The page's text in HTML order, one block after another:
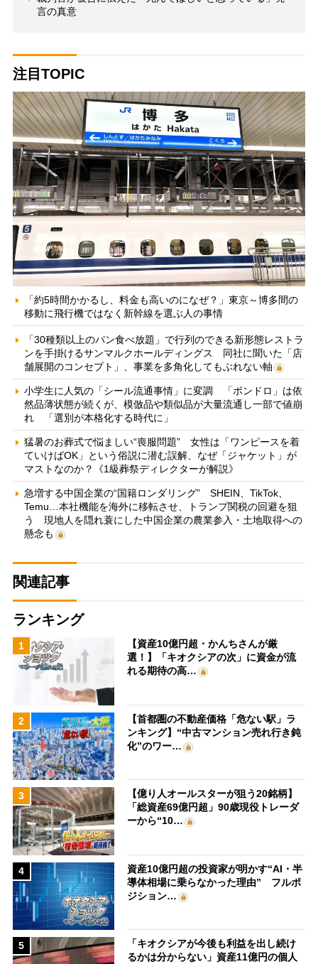
言の真意
注目TOPIC
「約5時間かかるし、料金も高いのになぜ？」東京～博多間の
移動に飛行機ではなく新幹線を選ぶ人の事情
「30種類以上のパン食べ放題」で行列のできる新形態レストラ
ンを手掛けるサンマルクホールディングス 同社に聞いた「店
舗展開のコンセプト」、事業を多角化してもぶれない軸
小学生に人気の「シール流通事情」に変調 「ボンドロ」は依
然品薄状態が続くが、模倣品や類似品が大量流通し一部で値崩
れ 「選別が本格化する時代に」
猛暑のお葬式で悩ましい“喪服問題” 女性は「ワンピースを着
ていけばOK」という俗説に潜む誤解、なぜ「ジャケット」が
マストなのか？《1級葬祭ディレクターが解説》
急増する中国企業の“国籍ロンダリング” SHEIN、TikTok、
Temu…本社機能を海外に移転させ、トランプ関税の回避を狙
う 現地人を隠れ蓑にした中国企業の農業参入・土地取得への
懸念も
関連記事
ランキング
1
【資産10億円超・かんちさんが厳
選！】「キオクシアの次」に資金が流
れる期待の高…
2
【首都圏の不動産価格「危ない駅」ラ
ンキング】“中古マンション売れ行き鈍
化”のワー…
3
【億り人オールスターが狙う20銘柄】
「総資産69億円超」90歳現役トレーダ
ーから“10…
4
資産10億円超の投資家が明かす“AI・半
導体相場に乗らなかった理由” フルポ
ジション…
5
「キオクシアが今後も利益を出し続け
るかは分からない」資産11億円の個人